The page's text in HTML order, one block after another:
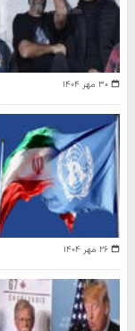
۳۰ مهر ۱۴۰۴
۲۶ مهر ۱۴۰۴